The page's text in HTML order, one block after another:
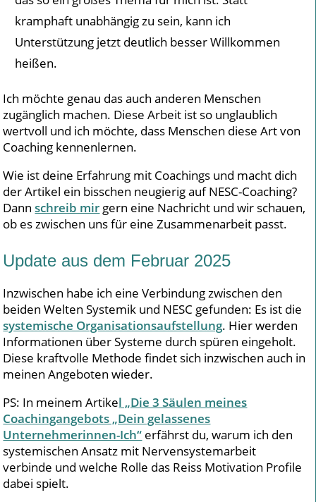
kramphaft unabhängig zu sein, kann ich
Unterstützung jetzt deutlich besser Willkommen
heißen.
Ich möchte genau das auch anderen Menschen
zugänglich machen. Diese Arbeit ist so unglaublich
wertvoll und ich möchte, dass Menschen diese Art von
Coaching kennenlernen.
Wie ist deine Erfahrung mit Coachings und macht dich
der Artikel ein bisschen neugierig auf NESC-Coaching?
Dannschreib mir gern eine Nachricht und wir schauen,
ob es zwischen uns für eine Zusammenarbeit passt.
Update aus dem Februar 2025
Inzwischen habe ich eine Verbindung zwischen den
beiden Welten Systemik und NESC gefunden: Es ist die
systemische Organisationsaufstellung. Hier werden
Informationen über Systeme durch spüren eingeholt.
Diese kraftvolle Methode findet sich inzwischen auch in
meinen Angeboten wieder.
PS: In meinem Artikel „Die 3 Säulen meines
Coachingangebots „Dein gelassenes
Unternehmerinnen-Ich“ erfährst du, warum ich den
systemischen Ansatz mit Nervensystemarbeit
verbinde und welche Rolle das Reiss Motivation Profile
dabei spielt.